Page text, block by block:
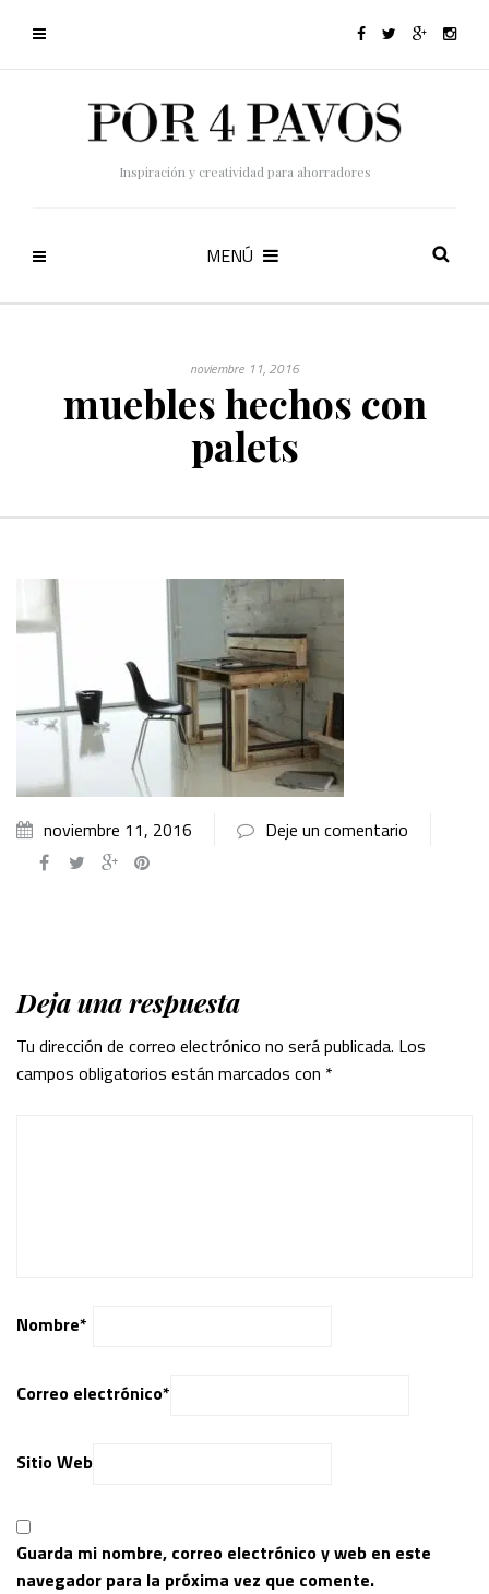
Inspiración y creatividad para ahorradores
MENÚ
noviembre 11, 2016
muebles hechos con
palets
noviembre 11, 2016 Deje un comentario
Deja una respuesta
Tu dirección de correo electrónico no será publicada. Los
campos obligatorios están marcados con *
Nombre*
Correo electrónico*
Sitio Web
Guarda mi nombre, correo electrónico y web en este
navegador para la próxima vez que comente.